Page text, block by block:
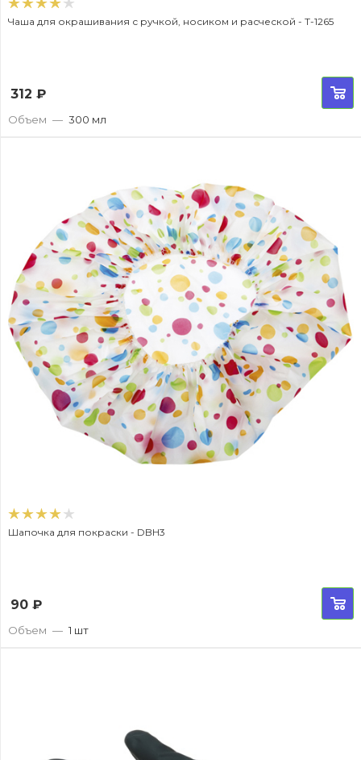
Чаша для окрашивания с ручкой, носиком и расческой - T-1265
312 ₽
Объем — 300 мл
Шапочка для покраски - DBH3
90 ₽
Объем — 1 шт